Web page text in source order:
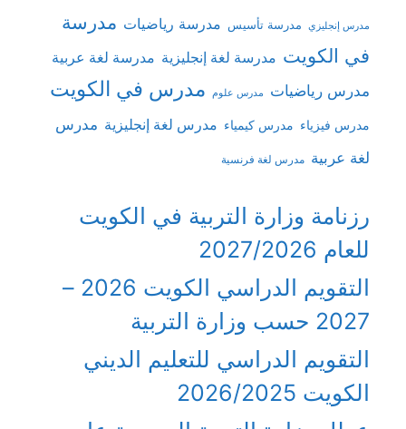
مدرس إنجليزي مدرسة تأسيس مدرسة رياضيات مدرسة
في الكويت مدرسة لغة إنجليزية مدرسة لغة عربية
مدرس رياضيات مدرس علوم مدرس في الكويت
مدرس فيزياء مدرس كيمياء مدرس لغة إنجليزية مدرس
لغة عربية مدرس لغة فرنسية
رزنامة وزارة التربية في الكويت
للعام 2027/2026
التقويم الدراسي الكويت 2026 –
2027 حسب وزارة التربية
التقويم الدراسي للتعليم الديني
الكويت 2026/2025